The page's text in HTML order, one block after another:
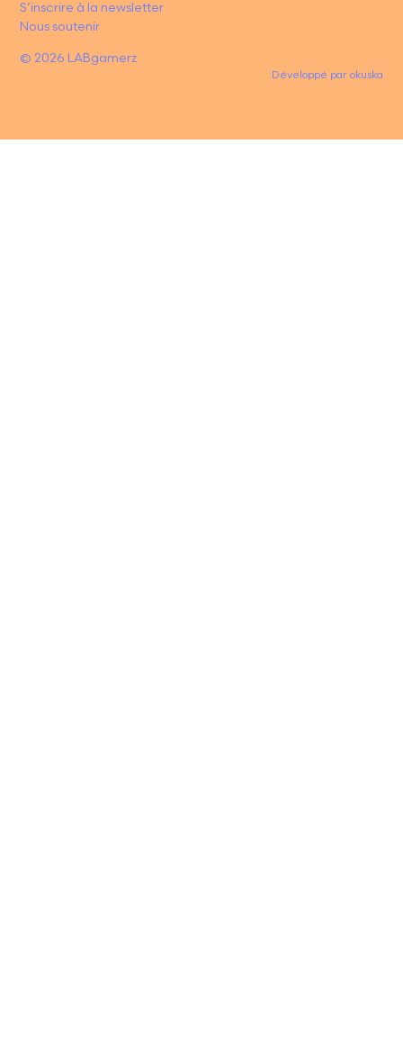
S’inscrire à la newsletter
Nous soutenir
© 2026 LABgamerz
Développé par okuska